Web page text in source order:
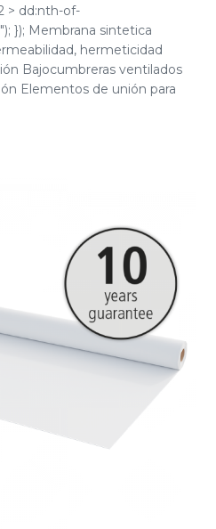
> dd:nth-of-
}); Membrana sintetica
hermeticidad
Bajocumbreras ventilados
Elementos de unión para